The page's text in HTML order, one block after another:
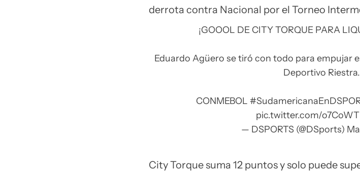
derrota contra Nacional por el Torneo
¡GOOOL DE CITY TORQUE PARA
Eduardo Agüero se tiró con todo para empujar
Deportivo Riestra.
CONMEBOL
pic.twitter.com/
— DSPORTS (@DSports)
City Torque suma 12 puntos y solo puede